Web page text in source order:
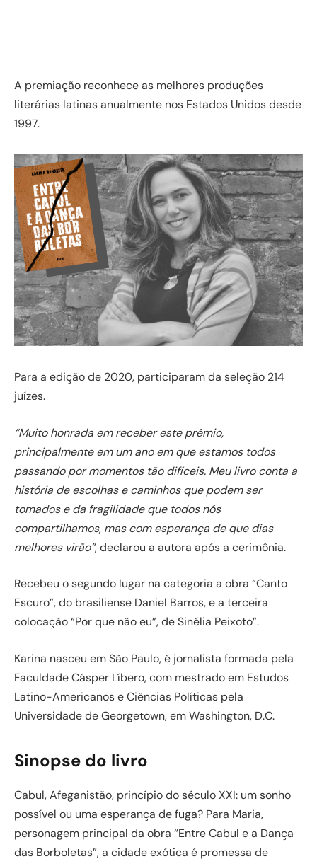
A premiação reconhece as melhores produções
literárias latinas anualmente nos Estados Unidos desde
1997.
Para a edição de 2020, participaram da seleção 214
juízes.
“Muito honrada em receber este prêmio,
principalmente em um ano em que estamos todos
passando por momentos tão difíceis. Meu livro conta a
história de escolhas e caminhos que podem ser
tomados e da fragilidade que todos nós
compartilhamos, mas com esperança de que dias
melhores virão”, declarou a autora após a cerimônia.
Recebeu o segundo lugar na categoria a obra “Canto
Escuro”, do brasiliense Daniel Barros, e a terceira
colocação “Por que não eu”, de Sinélia Peixoto”.
Karina nasceu em São Paulo, é jornalista formada pela
Faculdade Cásper Líbero, com mestrado em Estudos
Latino-Americanos e Ciências Políticas pela
Universidade de Georgetown, em Washington, D.C.
Sinopse do livro
Cabul, Afeganistão, princípio do século XXI: um sonho
possível ou uma esperança de fuga? Para Maria,
personagem principal da obra “Entre Cabul e a Dança
das Borboletas”, a cidade exótica é promessa de